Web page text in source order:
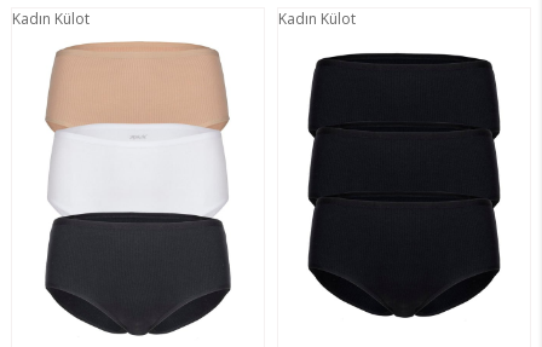
Kadın Külot Kadın Külot